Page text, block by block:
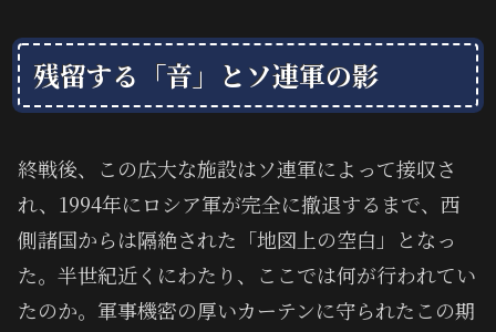
残留する「音」とソ連軍の影
終戦後、この広大な施設はソ連軍によって接収さ
れ、1994年にロシア軍が完全に撤退するまで、西
側諸国からは隔絶された「地図上の空白」となっ
た。半世紀近くにわたり、ここでは何が行われてい
たのか。軍事機密の厚いカーテンに守られたこの期